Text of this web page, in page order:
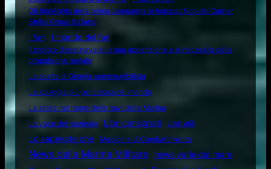
Gli highlights della prima campagna in Indopacifico del Carrier
Strike Group italiano
I fari
Il mondo dei fari
Il motore diesel navale: la sua apparizione e le necessità della
propulsione navale
La scelta di Giorgia sommergibilista
La spiaggia più pericolosa del mondo
La storia nel nome delle navi della Marina
La voce del marinaio
Libri consigliati Link utili
Lo sapevate che Medicina di Combattimento
News dalla Marina Militare
news varie dal mare